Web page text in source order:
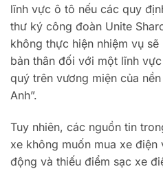
lĩnh vực ô tô nếu các quy
thư ký công đoàn Unite
không thực hiện nhiệm vụ
bản thân đối với một lĩnh
quý trên vương miện của
Anh”.
Tuy nhiên, các nguồn tin
xe không muốn mua xe
động và thiếu điểm sạc xe